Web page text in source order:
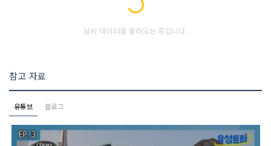
Loading...
날씨 데이터를 불러오는 중입니다.
참고 자료
유튜브 블로그